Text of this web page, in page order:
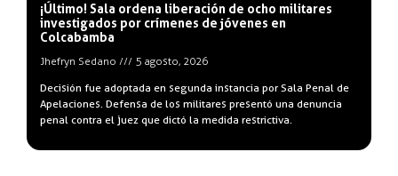
¡Último! Sala ordena liberación de ocho militares
investigados por crímenes de jóvenes en
Colcabamba
Jhefryn Sedano 5 agosto, 2026
Decisión fue adoptada en segunda instancia por Sala Penal de
Apelaciones. Defensa de los militares presentó una denuncia
penal contra el juez que dictó la medida restrictiva.